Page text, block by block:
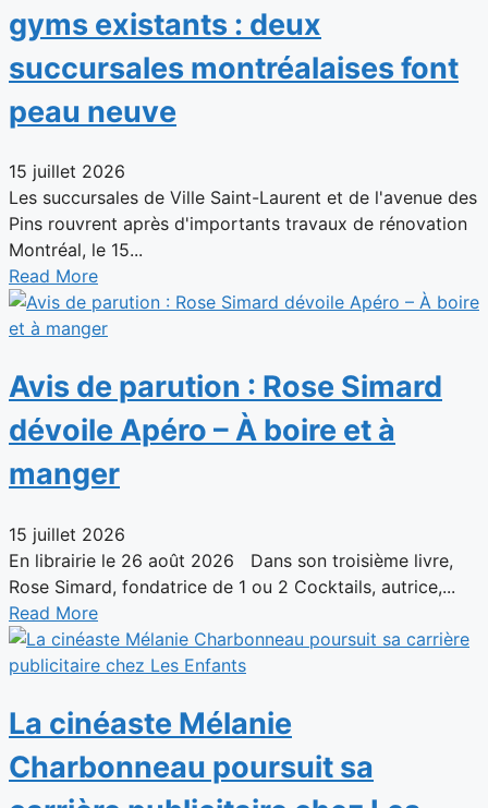
gyms existants : deux
succursales montréalaises font
peau neuve
15 juillet 2026
Les succursales de Ville Saint-Laurent et de l'avenue des
Pins rouvrent après d'importants travaux de rénovation
Montréal, le 15...
Read More
Avis de parution : Rose Simard
dévoile Apéro – À boire et à
manger
15 juillet 2026
En librairie le 26 août 2026 Dans son troisième livre,
Rose Simard, fondatrice de 1 ou 2 Cocktails, autrice,...
Read More
La cinéaste Mélanie
Charbonneau poursuit sa